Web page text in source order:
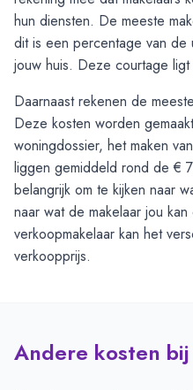
hun diensten. De meeste
dit is een percentage van de
jouw huis. Deze courtage
Daarnaast rekenen de
Deze kosten worden
woningdossier, het maken
liggen gemiddeld rond de €
belangrijk om te kijken naar
naar wat de makelaar jou
verkoopmakelaar kan het
verkoopprijs.
Andere kosten